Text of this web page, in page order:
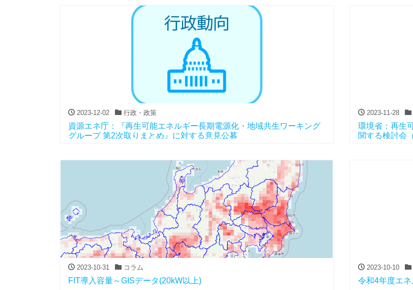
2023-12-02 行政・政策
資源エネ庁：『再生可能エネルギー長期電源化・地域共生ワーキング
グループ 第2次取りまとめ』に対する意見公募
2023-11-28
環境省：再生
関する検討会
2023-10-31 コラム
FIT導入容量～GISデータ(20kW以上)
2023-10-10
令和4年度エ